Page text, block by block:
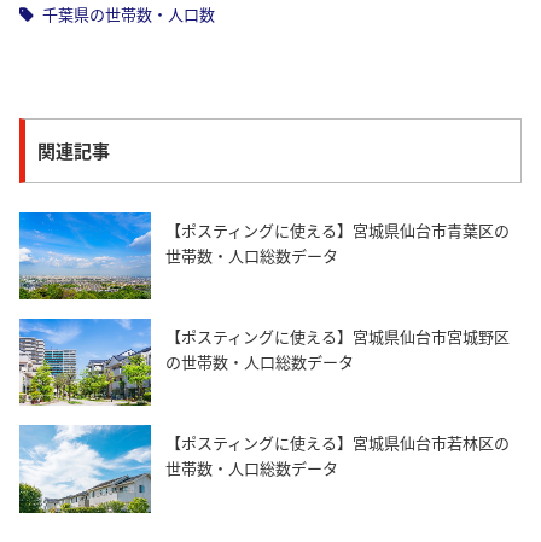
千葉県の世帯数・人口数
関連記事
【ポスティングに使える】宮城県仙台市青葉区の
世帯数・人口総数データ
【ポスティングに使える】宮城県仙台市宮城野区
の世帯数・人口総数データ
【ポスティングに使える】宮城県仙台市若林区の
世帯数・人口総数データ